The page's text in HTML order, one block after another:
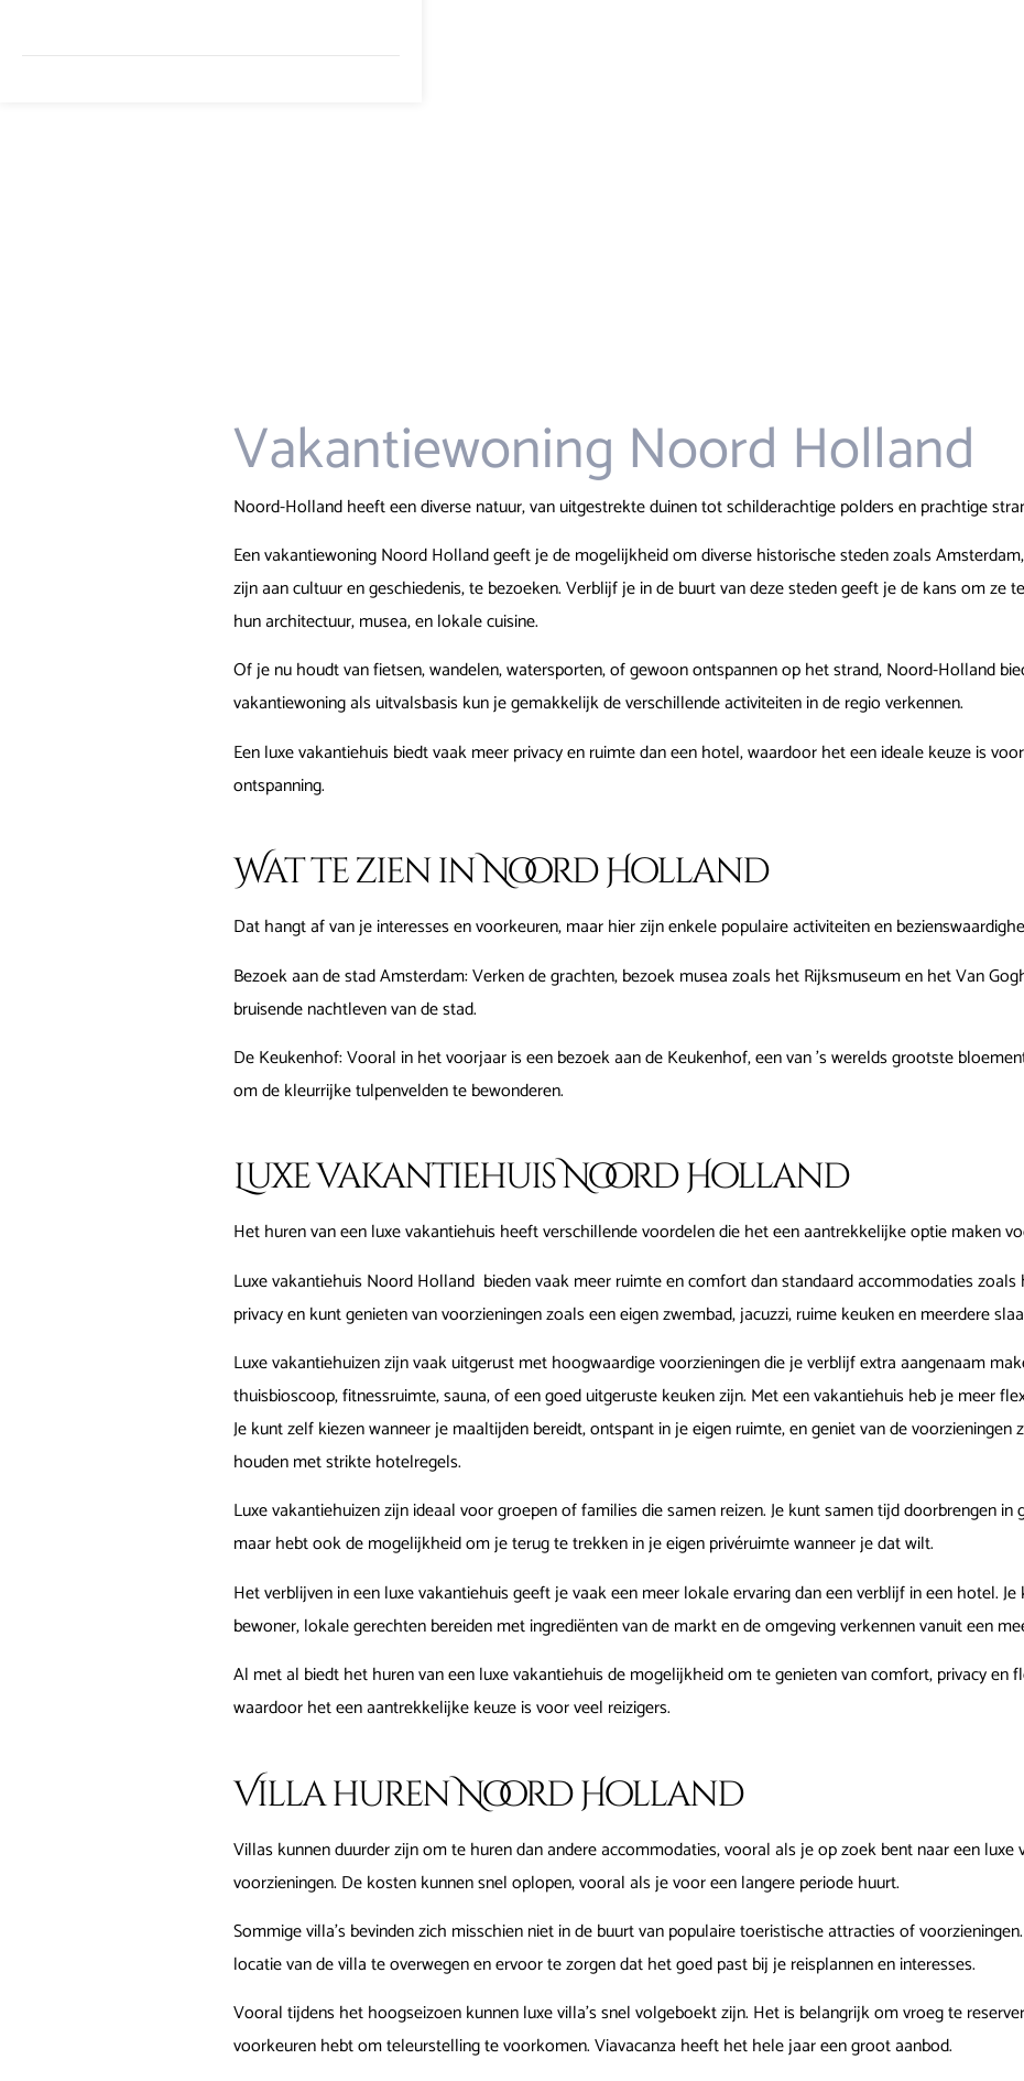
Vakantiewoning Noord Holland
Noord-Holland heeft een diverse natuur, van uitgestrekte duinen tot schilderachtige polders en prachtige
Een vakantiewoning Noord Holland geeft je de mogelijkheid om diverse historische steden zoals
zijn aan cultuur en geschiedenis, te bezoeken. Verblijf je in de buurt van deze steden geeft je de kans om ze
hun architectuur, musea, en lokale cuisine.
Of je nu houdt van fietsen, wandelen, watersporten, of gewoon ontspannen op het strand, Noord-Holland
vakantiewoning als uitvalsbasis kun je gemakkelijk de verschillende activiteiten in de regio verkennen.
Een luxe vakantiehuis biedt vaak meer privacy en ruimte dan een hotel, waardoor het een ideale keuze is
ontspanning.
Wat te zien in Noord Holland
Dat hangt af van je interesses en voorkeuren, maar hier zijn enkele populaire activiteiten en
Bezoek aan de stad Amsterdam: Verken de grachten, bezoek musea zoals het Rijksmuseum en het Van
bruisende nachtleven van de stad.
De Keukenhof: Vooral in het voorjaar is een bezoek aan de Keukenhof, een van 's werelds grootste
om de kleurrijke tulpenvelden te bewonderen.
Luxe vakantiehuis Noord Holland
Het huren van een luxe vakantiehuis heeft verschillende voordelen die het een aantrekkelijke optie maken
Luxe vakantiehuis Noord Holland bieden vaak meer ruimte en comfort dan standaard accommodaties
privacy en kunt genieten van voorzieningen zoals een eigen zwembad, jacuzzi, ruime keuken en meerdere
Luxe vakantiehuizen zijn vaak uitgerust met hoogwaardige voorzieningen die je verblijf extra aangenaam
thuisbioscoop, fitnessruimte, sauna, of een goed uitgeruste keuken zijn. Met een vakantiehuis heb je meer
Je kunt zelf kiezen wanneer je maaltijden bereidt, ontspant in je eigen ruimte, en geniet van de voorzieningen
houden met strikte hotelregels.
Luxe vakantiehuizen zijn ideaal voor groepen of families die samen reizen. Je kunt samen tijd doorbrengen
maar hebt ook de mogelijkheid om je terug te trekken in je eigen privéruimte wanneer je dat wilt.
Het verblijven in een luxe vakantiehuis geeft je vaak een meer lokale ervaring dan een verblijf in een hotel.
bewoner, lokale gerechten bereiden met ingrediënten van de markt en de omgeving verkennen vanuit een
Al met al biedt het huren van een luxe vakantiehuis de mogelijkheid om te genieten van comfort, privacy en
waardoor het een aantrekkelijke keuze is voor veel reizigers.
Villa huren Noord Holland
Villas kunnen duurder zijn om te huren dan andere accommodaties, vooral als je op zoek bent naar een luxe
voorzieningen. De kosten kunnen snel oplopen, vooral als je voor een langere periode huurt.
Sommige villa's bevinden zich misschien niet in de buurt van populaire toeristische attracties of
locatie van de villa te overwegen en ervoor te zorgen dat het goed past bij je reisplannen en interesses.
Vooral tijdens het hoogseizoen kunnen luxe villa's snel volgeboekt zijn. Het is belangrijk om vroeg te
voorkeuren hebt om teleurstelling te voorkomen. Viavacanza heeft het hele jaar een groot aanbod.